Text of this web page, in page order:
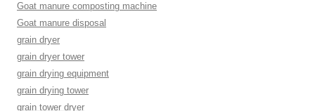
Goat manure composting machine
Goat manure disposal
grain dryer
grain dryer tower
grain drying equipment
grain drying tower
grain tower dryer